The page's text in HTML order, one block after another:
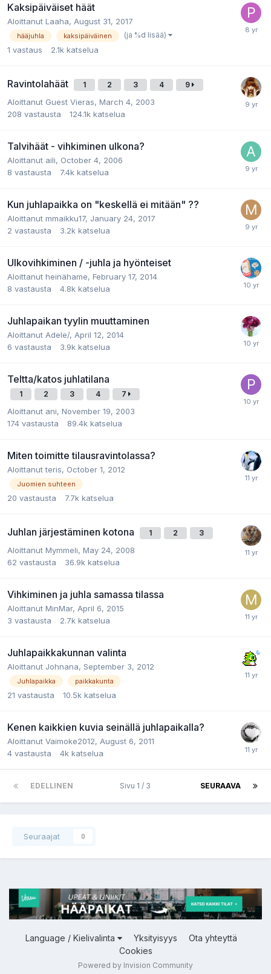
Kaksipäiväiset häät
Aloittanut Laaha, August 31, 2017
hääjuhla kaksipäiväinen (ja %d lisää)
1 vastaus 2.1k katselua
Ravintolahäät 1 2 3 4 9
Aloittanut Guest Vieras, March 4, 2003
208 vastausta 124.1k katselua
Talvihäät - vihkiminen ulkona?
Aloittanut aili, October 4, 2006
8 vastausta 7.4k katselua
Kun juhlapaikka on "keskellä ei mitään" ??
Aloittanut mmaikku17, January 24, 2017
2 vastausta 3.2k katselua
Ulkovihkiminen / -juhla ja hyönteiset
Aloittanut heinähame, February 17, 2014
8 vastausta 4.8k katselua
Juhlapaikan tyylin muuttaminen
Aloittanut Adele/, April 12, 2014
6 vastausta 3.9k katselua
Teltta/katos juhlatilana
1 2 3 4 7
Aloittanut ani, November 19, 2003
174 vastausta 89.4k katselua
Miten toimitte tilausravintolassa?
Aloittanut teris, October 1, 2012
Juomien suhteen
20 vastausta 7.7k katselua
Juhlan järjestäminen kotona 1 2 3
Aloittanut Mymmeli, May 24, 2008
62 vastausta 36.9k katselua
Vihkiminen ja juhla samassa tilassa
Aloittanut MinMar, April 6, 2015
3 vastausta 2.7k katselua
Juhlapaikkakunnan valinta
Aloittanut Johnana, September 3, 2012
Juhlapaikka paikkakunta
21 vastausta 10.5k katselua
Kenen kaikkien kuvia seinällä juhlapaikalla?
Aloittanut Vaimoke2012, August 6, 2011
4 vastausta 4k katselua
EDELLINEN SEURAAVA
Sivu 1 / 3
Seuraajat 0
Language / Kielivalinta Yksityisyys
Ota yhteyttä
Cookies
Powered by Invision Community